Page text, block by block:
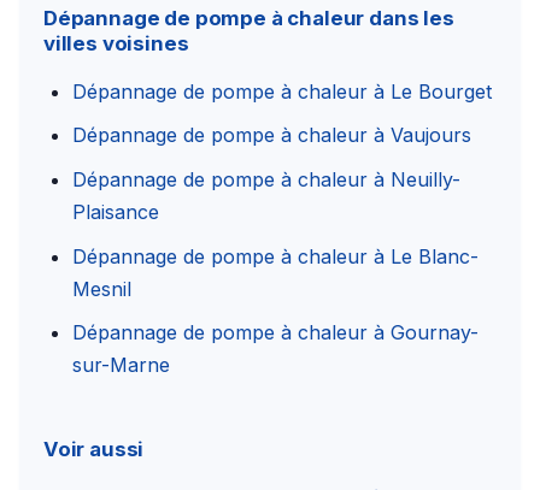
Dépannage de pompe à chaleur dans les
villes voisines
Dépannage de pompe à chaleur à Le Bourget
Dépannage de pompe à chaleur à Vaujours
Dépannage de pompe à chaleur à Neuilly-
Plaisance
Dépannage de pompe à chaleur à Le Blanc-
Mesnil
Dépannage de pompe à chaleur à Gournay-
sur-Marne
Voir aussi